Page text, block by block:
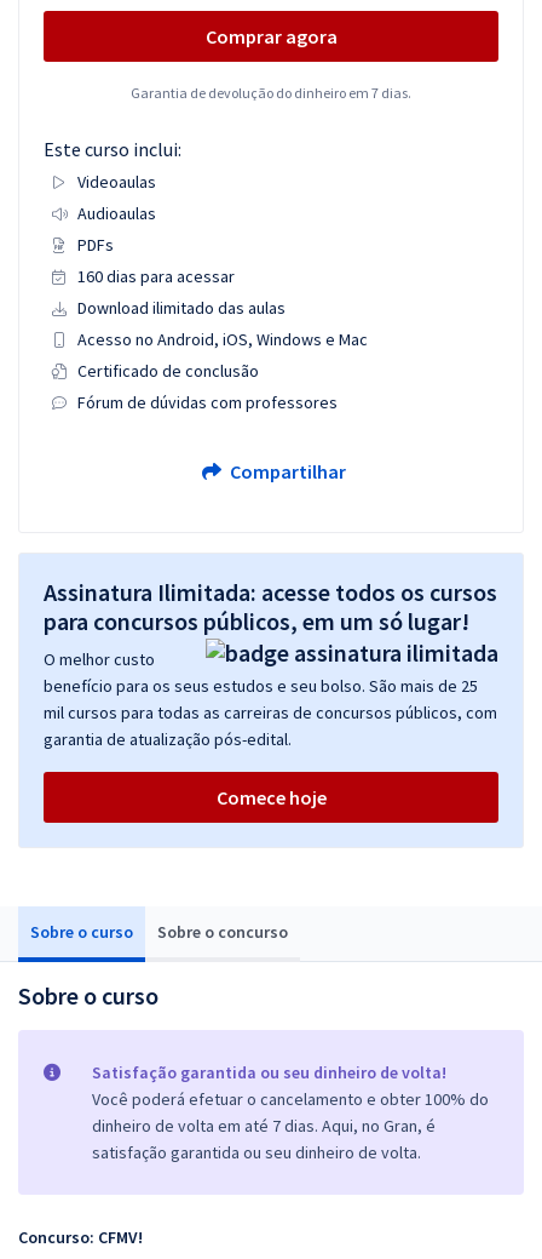
Sobre o curso Sobre o concurso
Sobre o curso
Satisfação garantida ou seu dinheiro de volta!
Você poderá efetuar o cancelamento e obter 100% do
dinheiro de volta em até 7 dias. Aqui, no Gran, é
satisfação garantida ou seu dinheiro de volta.
Concurso: CFMV!
Comprar agora
Garantia de devolução do dinheiro em 7 dias.
Este curso inclui:
Videoaulas
Audioaulas
PDFs
160 dias para acessar
Download ilimitado das aulas
Acesso no Android, iOS, Windows e Mac
Certificado de conclusão
Fórum de dúvidas com professores
Compartilhar
Assinatura Ilimitada: acesse todos os cursos
para concursos públicos, em um só lugar!
O melhor custo
benefício para os seus estudos e seu bolso. São mais de 25
mil cursos para todas as carreiras de concursos públicos, com
garantia de atualização pós-edital.
Comece hoje